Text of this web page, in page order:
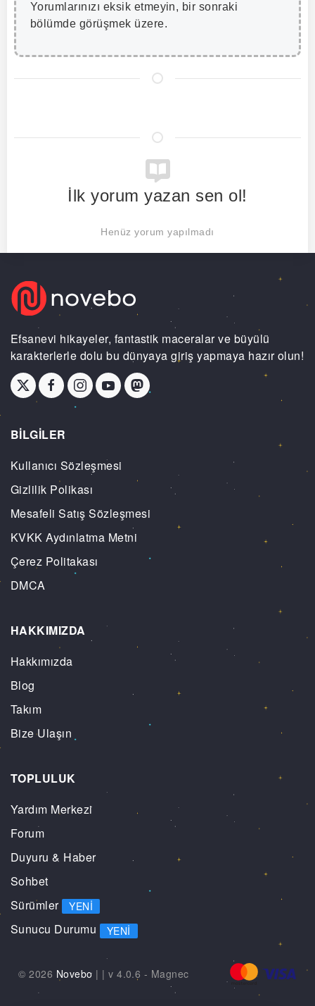
Yorumlarınızı eksik etmeyin, bir sonraki
bölümde görüşmek üzere.
İlk yorum yazan sen ol!
Henüz yorum yapılmadı
Efsanevi hikayeler, fantastik maceralar ve büyülü
karakterlerle dolu bu dünyaya giriş yapmaya hazır olun!
BİLGİLER
Kullanıcı Sözleşmesi
Gizlilik Polikası
Mesafeli Satış Sözleşmesi
KVKK Aydınlatma Metni
Çerez Politakası
DMCA
HAKKIMIZDA
Hakkımızda
Blog
Takım
Bize Ulaşın
TOPLULUK
Yardım Merkezi
Forum
Duyuru & Haber
Sohbet
Sürümler YENI
Sunucu Durumu YENI
© 2026 Novebo | | v 4.0.6 - Magnec